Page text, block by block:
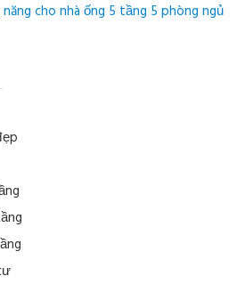
cho nhà ống 5 tầng 5 phòng ngủ